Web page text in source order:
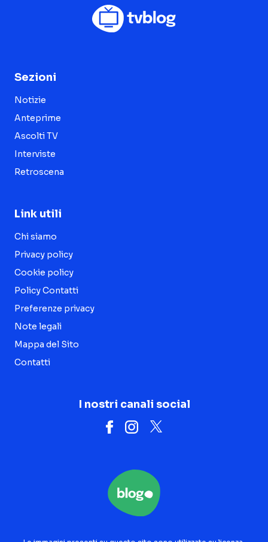
Sezioni
Notizie
Anteprime
Ascolti TV
Interviste
Retroscena
Link utili
Chi siamo
Privacy policy
Cookie policy
Policy Contatti
Preferenze privacy
Note legali
Mappa del Sito
Contatti
I nostri canali social